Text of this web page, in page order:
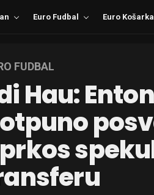
Euro Fudbal Euro Košarka
FUDBAL
Hau: